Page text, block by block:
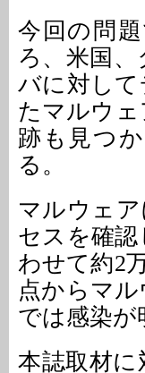
今回の問
ろ、米国
バに対し
たマルウ
跡も見つ
る。
マルウェ
セスを確
わせて約2
点からマ
では感染
本誌取材